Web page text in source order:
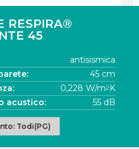
RESPIRA®
45
antisismica
45 cm
0,228 W/m2K
acustico:
55 dB
Todi(PG)